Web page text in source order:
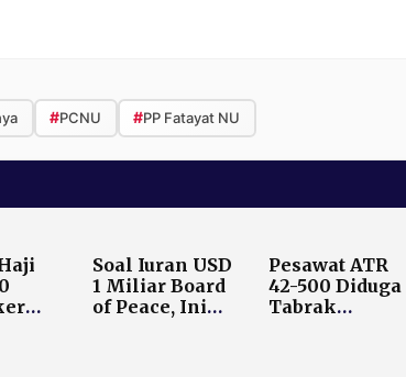
#PCNU #PP Fatayat NU
Soal Iuran USD
1 Miliar Board
of Peace, Ini
Pesawat ATR
42-500 Diduga
Tabrak